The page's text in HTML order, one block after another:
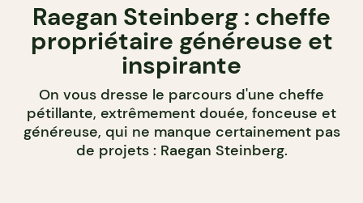
Raegan Steinberg : cheffe
propriétaire généreuse et
inspirante
On vous dresse le parcours d'une cheffe
pétillante, extrêmement douée, fonceuse et
généreuse, qui ne manque certainement pas
de projets : Raegan Steinberg.